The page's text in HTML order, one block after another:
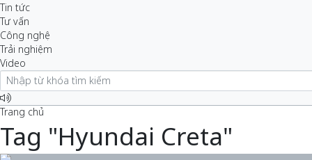
Tin tức
Tư vấn
Công nghệ
Trải nghiệm
Video
Trang chủ
Tag "Hyundai Creta"